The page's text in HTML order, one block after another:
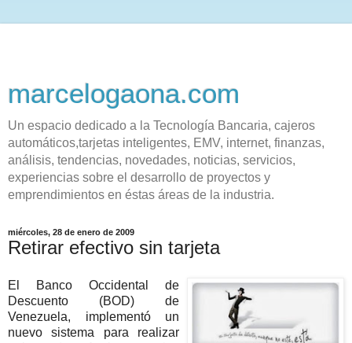
marcelogaona.com
Un espacio dedicado a la Tecnología Bancaria, cajeros
automáticos,tarjetas inteligentes, EMV, internet, finanzas,
análisis, tendencias, novedades, noticias, servicios,
experiencias sobre el desarrollo de proyectos y
emprendimientos en éstas áreas de la industria.
miércoles, 28 de enero de 2009
Retirar efectivo sin tarjeta
El Banco Occidental de
Descuento (BOD) de
Venezuela, implementó un
nuevo sistema para realizar